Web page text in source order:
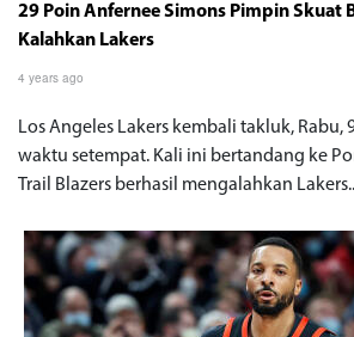
29 Poin Anfernee Simons Pimpin Skuat
Kalahkan Lakers
4 years ago
Los Angeles Lakers kembali takluk, Rabu,
waktu setempat. Kali ini bertandang ke
Trail Blazers berhasil mengalahkan